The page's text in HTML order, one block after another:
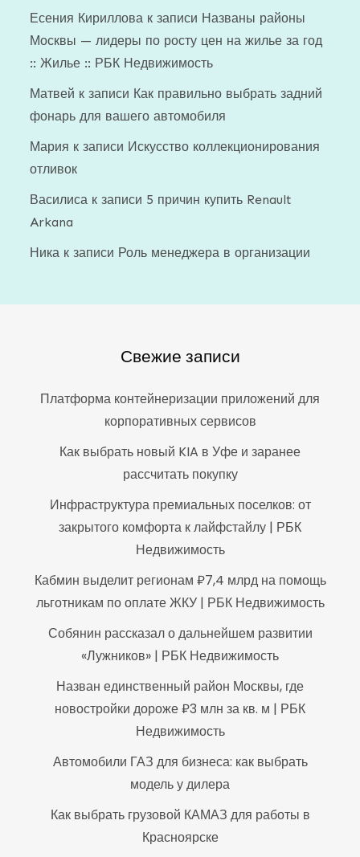
Есения Кириллова к записи Названы районы
Москвы — лидеры по росту цен на жилье за год
:: Жилье :: РБК Недвижимость
Матвей к записи Как правильно выбрать задний
фонарь для вашего автомобиля
Мария к записи Искусство коллекционирования
отливок
Василиса к записи 5 причин купить Renault
Arkana
Ника к записи Роль менеджера в организации
Свежие записи
Платформа контейнеризации приложений для
корпоративных сервисов
Как выбрать новый KIA в Уфе и заранее
рассчитать покупку
Инфраструктура премиальных поселков: от
закрытого комфорта к лайфстайлу | РБК
Недвижимость
Кабмин выделит регионам ₽7,4 млрд на помощь
льготникам по оплате ЖКУ | РБК Недвижимость
Собянин рассказал о дальнейшем развитии
«Лужников» | РБК Недвижимость
Назван единственный район Москвы, где
новостройки дороже ₽3 млн за кв. м | РБК
Недвижимость
Автомобили ГАЗ для бизнеса: как выбрать
модель у дилера
Как выбрать грузовой КАМАЗ для работы в
Красноярске